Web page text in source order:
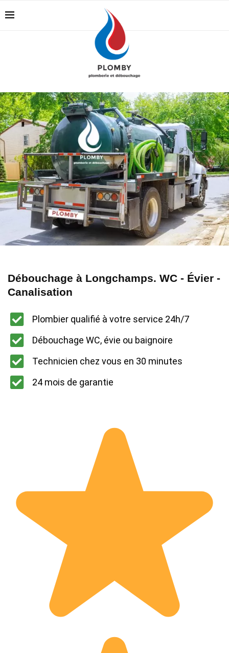
Débouchage à Longchamps. WC - Évier -
Canalisation
Plombier qualifié à votre service 24h/7
Débouchage WC, évie ou baignoire
Technicien chez vous en 30 minutes
24 mois de garantie